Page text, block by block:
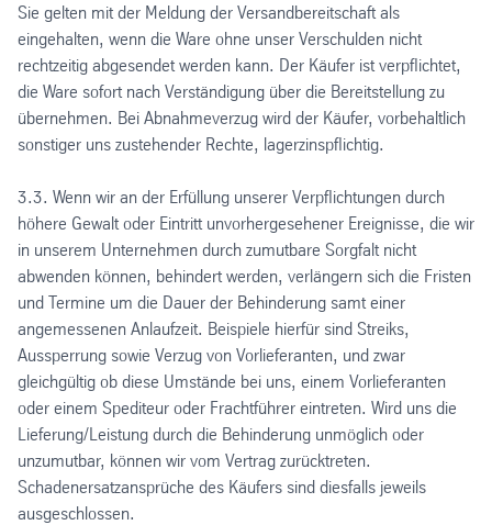
Sie gelten mit der Meldung der Versandbereitschaft als
eingehalten, wenn die Ware ohne unser Verschulden nicht
rechtzeitig abgesendet werden kann. Der Käufer ist verpflichtet,
die Ware sofort nach Verständigung über die Bereitstellung zu
übernehmen. Bei Abnahmeverzug wird der Käufer, vorbehaltlich
sonstiger uns zustehender Rechte, lagerzinspflichtig.
3.3. Wenn wir an der Erfüllung unserer Verpflichtungen durch
höhere Gewalt oder Eintritt unvorhergesehener Ereignisse, die wir
in unserem Unternehmen durch zumutbare Sorgfalt nicht
abwenden können, behindert werden, verlängern sich die Fristen
und Termine um die Dauer der Behinderung samt einer
angemessenen Anlaufzeit. Beispiele hierfür sind Streiks,
Aussperrung sowie Verzug von Vorlieferanten, und zwar
gleichgültig ob diese Umstände bei uns, einem Vorlieferanten
oder einem Spediteur oder Frachtführer eintreten. Wird uns die
Lieferung/Leistung durch die Behinderung unmöglich oder
unzumutbar, können wir vom Vertrag zurücktreten.
Schadenersatzansprüche des Käufers sind diesfalls jeweils
ausgeschlossen.